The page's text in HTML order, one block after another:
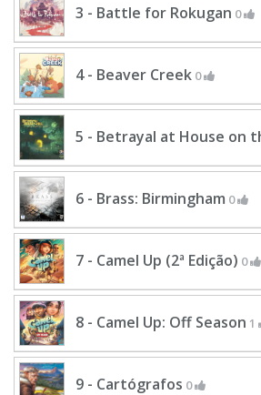
3 - Battle for Rokugan 0
4 - Beaver Creek 0
5 - Betrayal at House on
6 - Brass: Birmingham 0
7 - Camel Up (2ª Edição) 0
8 - Camel Up: Off Season 1
9 - Cartógrafos 0